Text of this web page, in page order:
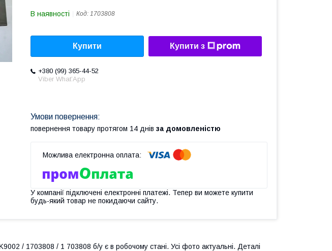
В наявності Код: 1703808
Купити Купити з
+380 (99) 365-44-52
Viber What’App
повернення товару протягом 14 днів за домовленістю
У компанії підключені електронні платежі. Тепер ви можете купити
будь-який товар не покидаючи сайту.
/ 1703808 / 1 703808 б/у є в робочому стані. Усі фото актуальні. Деталі